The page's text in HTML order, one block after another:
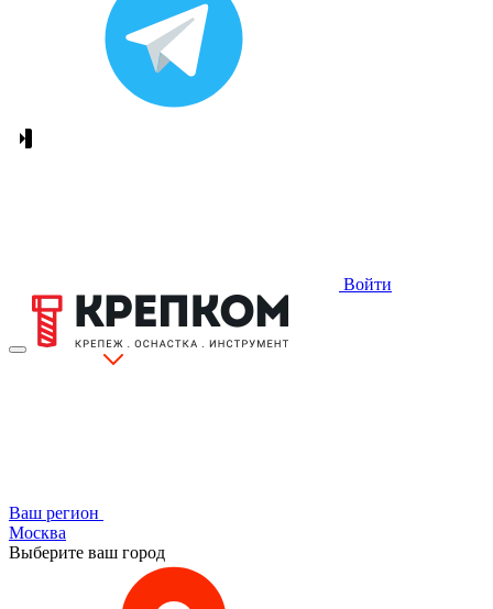
Войти
Ваш регион
Москва
Выберите ваш город